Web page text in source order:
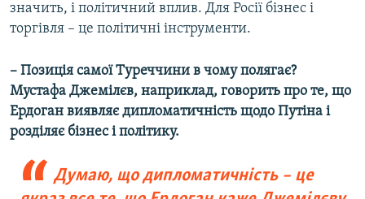
значить, і політичний вплив. Для Росії бізнес і
торгівля – це політичні інструменти.
– Позиція самої Туреччини в чому полягає?
Мустафа Джемілєв, наприклад, говорить про те, що
Ердоган виявляє дипломатичність щодо Путіна і
розділяє бізнес і політику.
Думаю, що дипломатичність – це